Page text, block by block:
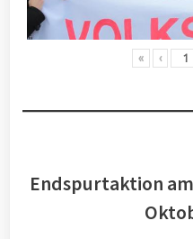
« ‹
Endspurtaktion